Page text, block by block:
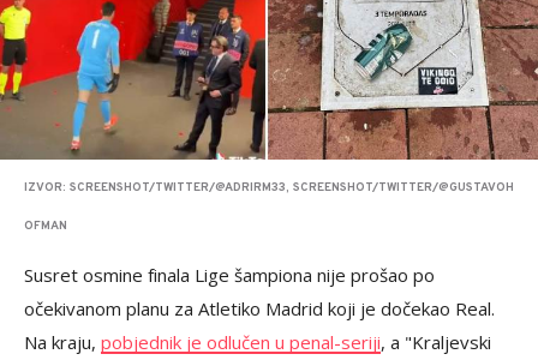
IZVOR: SCREENSHOT/TWITTER/@ADRIRM33, SCREENSHOT/TWITTER/@GUSTAVOH
OFMAN
Susret osmine finala Lige šampiona nije prošao po
očekivanom planu za Atletiko Madrid koji je dočekao Real.
Na kraju, pobjednik je odlučen u penal-seriji, a "Kraljevski